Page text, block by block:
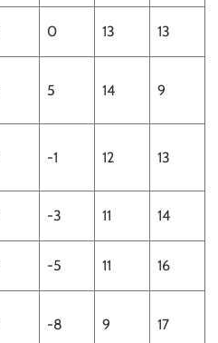
0 13 13
5 14 9
-1 12 13
-3 11 14
-5 11 16
-8 9 17